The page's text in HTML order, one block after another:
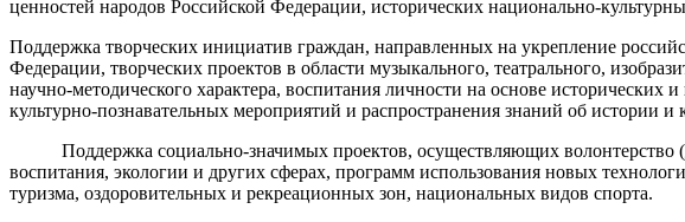
ценностей народов Российской Федерации, исторических национально-
Поддержка творческих инициатив граждан, направленных на укрепление
Федерации, творческих проектов в области музыкального, театрального,
научно-методического характера, воспитания личности на основе
культурно-познавательных мероприятий и распространения знаний об истории и
Поддержка социально-значимых проектов, осуществляющих волонтерство
воспитания, экологии и других сферах, программ использования новых
туризма, оздоровительных и рекреационных зон, национальных видов спорта.